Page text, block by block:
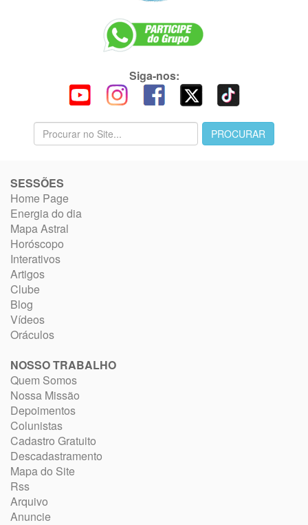
Siga-nos:
SESSÕES
Home Page
Energia do dia
Mapa Astral
Horóscopo
Interativos
Artigos
Clube
Blog
Vídeos
Oráculos
NOSSO TRABALHO
Quem Somos
Nossa Missão
Depoimentos
Colunistas
Cadastro Gratuito
Descadastramento
Mapa do Site
Rss
Arquivo
Anuncie